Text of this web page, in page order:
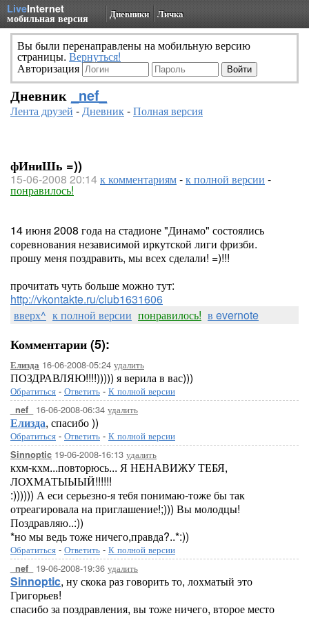
LiveInternet
мобильная версия Дневники Личка
Вы были перенаправлены на мобильную версию
страницы. Вернуться!
Авторизация
Дневник _nef_
Лента друзей -Дневник-Полная версия
фИниШь =))
15-06-2008 20:14к комментариям-к полной версии -
понравилось!
14 июня 2008 года на стадионе "Динамо" состоялись
соревнования независимой иркутской лиги фризби.
прошу меня поздравить, мы всех сделали! =)!!!
прочитать чуть больше можно тут:
http://vkontakte.ru/club1631606
вверх^ к полной версии понравилось! в evernote
Комментарии (5):
Елизда 16-06-2008-05:24 удалить
ПОЗДРАВЛЯЮ!!!!))))) я верила в вас)))
Обратиться - Ответить - К полной версии
_nef_ 16-06-2008-06:34 удалить
Елизда, спасибо ))
Обратиться - Ответить - К полной версии
Sinnoptic 19-06-2008-16:13 удалить
кхм-кхм...повторюсь... Я НЕНАВИЖУ ТЕБЯ,
ЛОХМАТЫЫЫЙ!!!!!!
:)))))) А еси серьезно-я тебя понимаю-тоже бы так
отреагировала на приглашение!;))) Вы молодцы!
Поздравляю..:))
*но мы ведь тоже ничего,правда?..*:))
Обратиться - Ответить - К полной версии
_nef_ 19-06-2008-19:36 удалить
Sinnoptic, ну скока раз говорить то, лохматый это
Григорьев!
спасибо за поздравления, вы тоже ничего, второе место